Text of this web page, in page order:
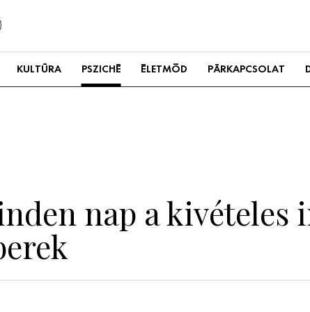
KULTÚRA PSZICHÉ ÉLETMÓD PÁRKAPCSOLAT
nap a kivételes